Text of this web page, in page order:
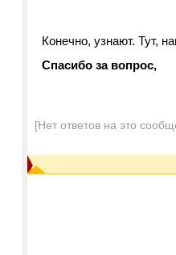
Конечно, узнают. Тут,
Спасибо за вопрос,
[Нет ответов на это